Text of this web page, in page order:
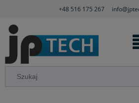
+48 516 175 267